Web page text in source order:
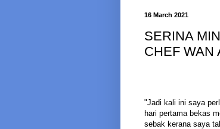
16 March 2021
SERINA
CHEF WAN
"Jadi kali ini saya
hari pertama bekas
sebak kerana saya